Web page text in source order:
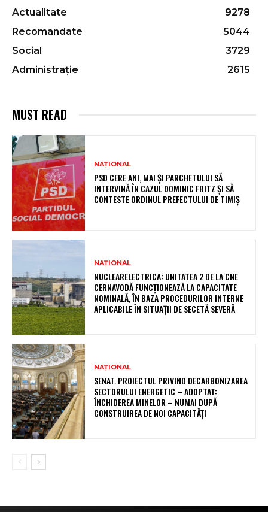
Actualitate
9278
Recomandate
5044
Social
3729
Administrație
2615
MUST READ
NAȚIONAL
PSD CERE ANI, MAI ȘI PARCHETULUI SĂ
INTERVINĂ ÎN CAZUL DOMINIC FRITZ ȘI SĂ
CONTESTE ORDINUL PREFECTULUI DE TIMIȘ
NAȚIONAL
NUCLEARELECTRICA: UNITATEA 2 DE LA CNE
CERNAVODĂ FUNCȚIONEAZĂ LA CAPACITATE
NOMINALĂ, ÎN BAZA PROCEDURILOR INTERNE
APLICABILE ÎN SITUAȚII DE SECETĂ SEVERĂ
NAȚIONAL
SENAT. PROIECTUL PRIVIND DECARBONIZAREA
SECTORULUI ENERGETIC – ADOPTAT:
ÎNCHIDEREA MINELOR – NUMAI DUPĂ
CONSTRUIREA DE NOI CAPACITĂȚI